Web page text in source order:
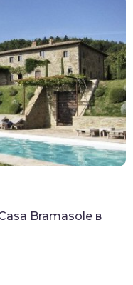
Bramasole в